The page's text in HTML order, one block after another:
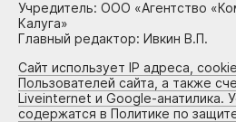
Учредитель: ООО «Агентство
Калуга»
Главный редактор: Ивкин В.П.
Сайт использует IP адреса,
Пользователей сайта, а также
Liveinternet и Google-анатилика.
содержатся в Политике по